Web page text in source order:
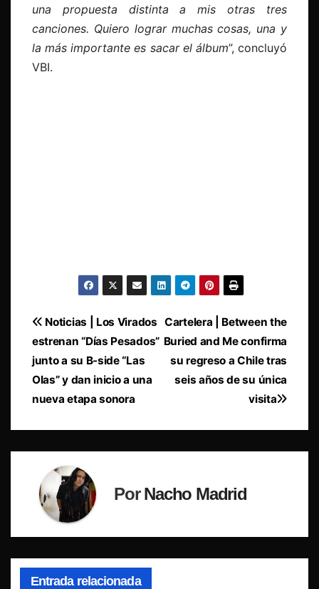
una propuesta distinta a mis otras tres
canciones. Quiero lograr muchas cosas, una y
la más importante es sacar el álbum”, concluyó
VBI.
Navegación
de
entradas
Cartelera | Between the
Buried and Me confirma
su regreso a Chile tras
seis años de su única
visita
Noticias | Los Virados
estrenan “Días Pesados”
junto a su B-side “Las
Olas” y dan inicio a una
nueva etapa sonora
PorNacho Madrid
Entrada relacionada